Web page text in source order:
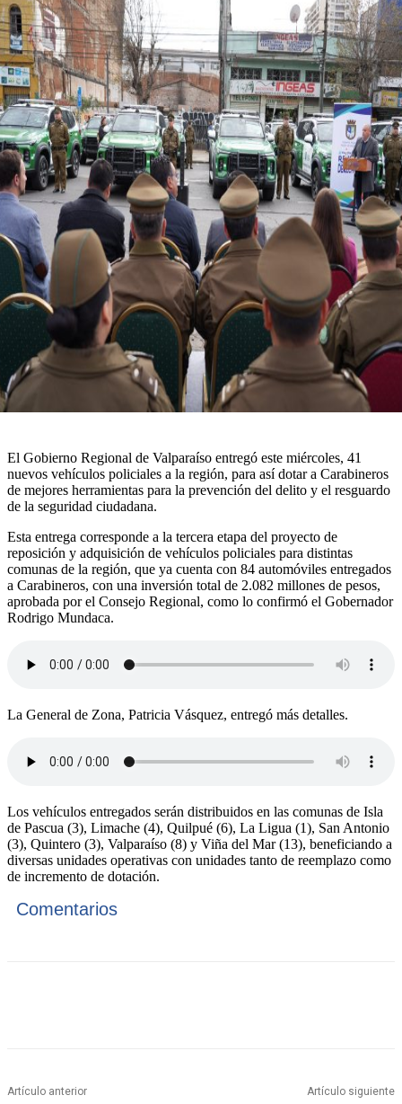
El Gobierno Regional de Valparaíso entregó este miércoles, 41
nuevos vehículos policiales a la región, para así dotar a Carabineros
de mejores herramientas para la prevención del delito y el resguardo
de la seguridad ciudadana.
Esta entrega corresponde a la tercera etapa del proyecto de
reposición y adquisición de vehículos policiales para distintas
comunas de la región, que ya cuenta con 84 automóviles entregados
a Carabineros, con una inversión total de 2.082 millones de pesos,
aprobada por el Consejo Regional, como lo confirmó el Gobernador
Rodrigo Mundaca.
La General de Zona, Patricia Vásquez, entregó más detalles.
Los vehículos entregados serán distribuidos en las comunas de Isla
de Pascua (3), Limache (4), Quilpué (6), La Ligua (1), San Antonio
(3), Quintero (3), Valparaíso (8) y Viña del Mar (13), beneficiando a
diversas unidades operativas con unidades tanto de reemplazo como
de incremento de dotación.
Comentarios
Artículo anterior Artículo siguiente